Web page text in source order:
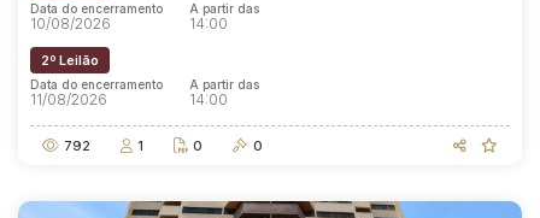
Data do encerramento
10/08/2026
A partir das
14:00
2º Leilão
Data do encerramento
11/08/2026
A partir das
14:00
792 1 0 0